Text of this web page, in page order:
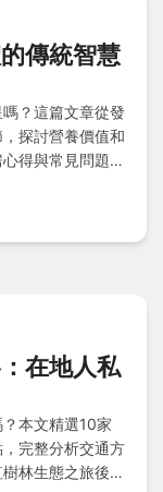
傳統智慧
？這篇文章從發
探討營養價值和
得與常見問題解
在地人私
本文精選10家
完整分析交通方
林生態之旅後的